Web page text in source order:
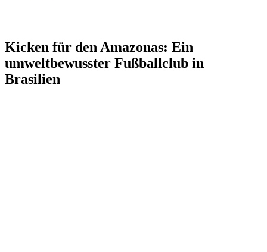
Kicken für den Amazonas: Ein
umweltbewusster Fußballclub in
Brasilien